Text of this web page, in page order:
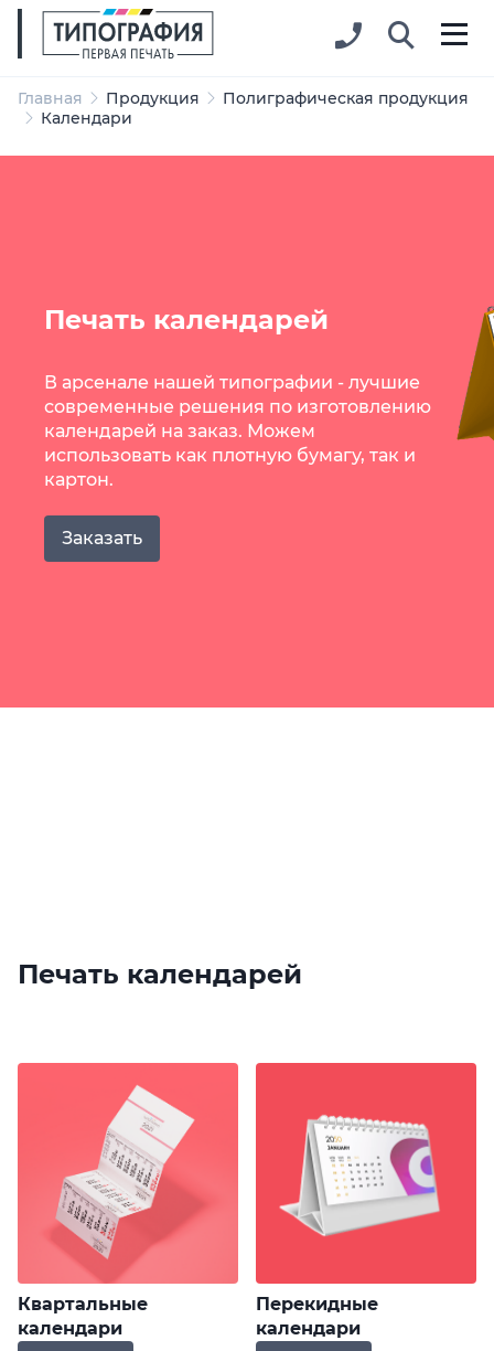
Главная Продукция
Полиграфическая продукция
Календари
Печать календарей
В арсенале нашей типографии - лучшие
современные решения по изготовлению
календарей на заказ. Можем
использовать как плотную бумагу, так и
картон.
Заказать
Печать календарей
Квартальные
календари
Перекидные
календари